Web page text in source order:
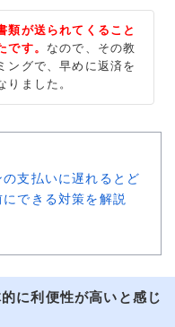
類が送られてくること
です。 なので、その教
ングで、早めに返済を
りました。
支払いに遅れるとど
できる対策を解説
に利便性が高いと感じ